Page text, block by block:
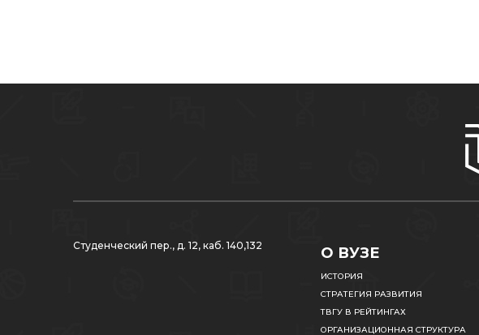
Студенческий пер., д. 12, каб. 140,132 О ВУЗЕ
ИСТОРИЯ
СТРАТЕГИЯ РАЗВИТИЯ
ТВГУ В РЕЙТИНГАХ
ОРГАНИЗАЦИОННАЯ СТРУКТУРА